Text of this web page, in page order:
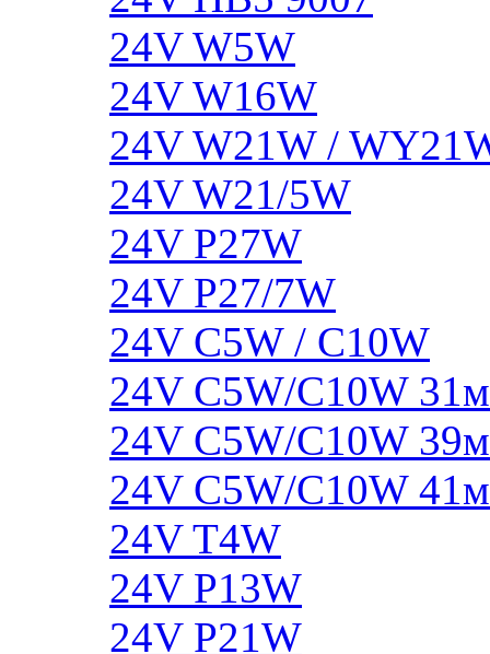
24V W5W
24V W16W
24V W21W /
24V W21/5W
24V P27W
24V P27/7W
24V C5W / C10W
24V C5W/C10W
24V C5W/C10W
24V C5W/C10W
24V T4W
24V P13W
24V P21W